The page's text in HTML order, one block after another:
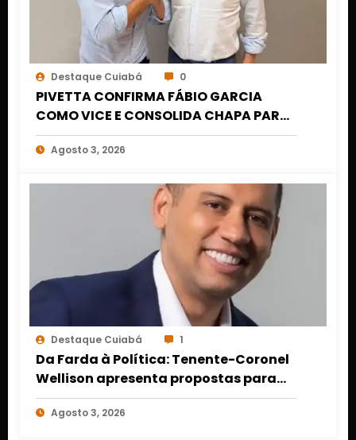
Destaque Cuiabá 0
PIVETTA CONFIRMA FÁBIO GARCIA
COMO VICE E CONSOLIDA CHAPA PARA
DISPUTAR REELEIÇÃO EM MATO
GROSSO
Agosto 3, 2026
Destaque Cuiabá 1
Da Farda à Política: Tenente-Coronel
Wellison apresenta propostas para
segurança, serviços públicos e apoio
às famílias atípicas em Mato Grosso
Agosto 3, 2026